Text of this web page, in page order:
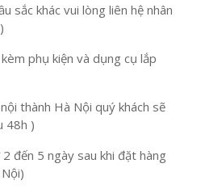
sắc khác vui lòng liên hệ nhân
phụ kiện và dụng cụ lắp
thành Hà Nội quý khách sẽ
48h )
2 đến 5 ngày sau khi đặt hàng